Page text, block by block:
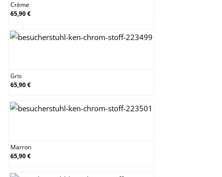
Crème
65,90 €
Gris
65,90 €
Marron
65,90 €